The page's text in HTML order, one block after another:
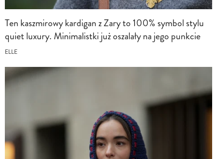
Ten kaszmirowy kardigan z Zary to 100% symbol stylu
quiet luxury. Minimalistki już oszalały na jego punkcie
ELLE